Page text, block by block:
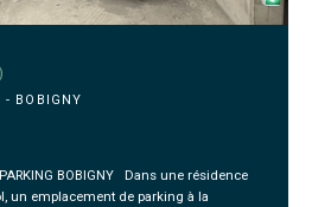
- BOBIGNY
PARKING BOBIGNY Dans une résidence
un emplacement de parking à la